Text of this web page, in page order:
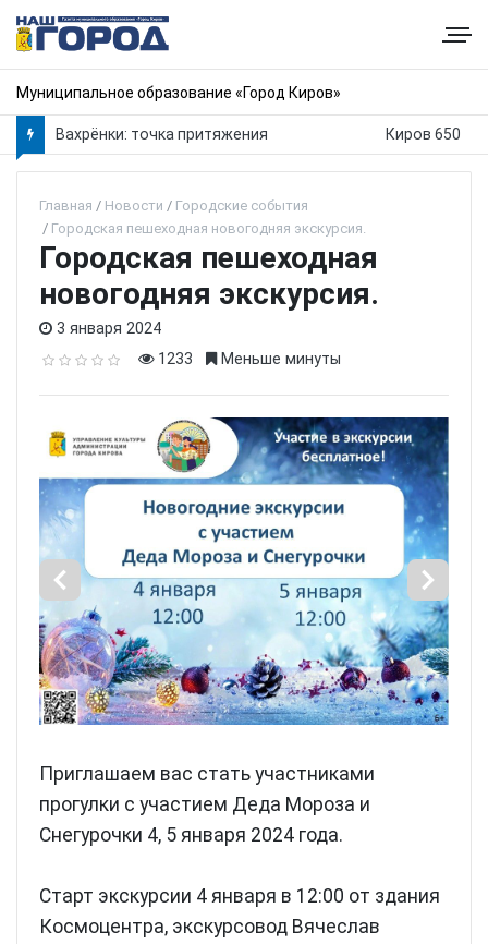
Муниципальное образование «Город Киров»
Вахрёнки: точка притяжения Киров 650
Главная Новости
Городские события
Городская пешеходная новогодняя экскурсия.
Городская пешеходная
новогодняя экскурсия.
3 января 2024
1233
Меньше минуты
Приглашаем вас стать участниками
прогулки с участием Деда Мороза и
Снегурочки 4, 5 января 2024 года.
Старт экскурсии 4 января в 12:00 от здания
Космоцентра, экскурсовод Вячеслав